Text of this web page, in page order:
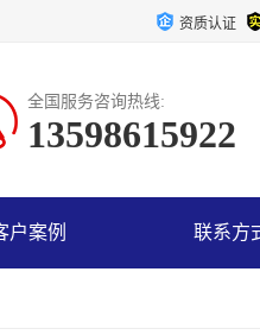
资质认证
全国服务咨询热线:
13598615922
户案例 联系方